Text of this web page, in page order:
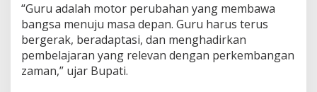
“Guru adalah motor perubahan yang membawa
bangsa menuju masa depan. Guru harus terus
bergerak, beradaptasi, dan menghadirkan
pembelajaran yang relevan dengan perkembangan
zaman,” ujar Bupati.